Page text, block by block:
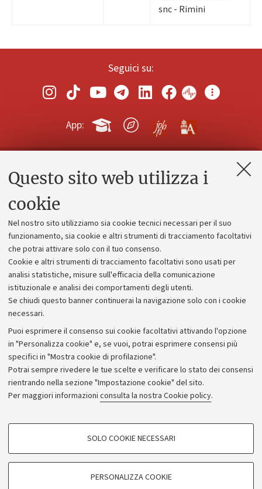
Questo sito web utilizza i
cookie
Nel nostro sito utilizziamo sia cookie tecnici necessari per il suo
funzionamento, sia cookie e altri strumenti di tracciamento facoltativi
che potrai attivare solo con il tuo consenso.
Cookie e altri strumenti di tracciamento facoltativi sono usati per
analisi statistiche, misure sull'efficacia della comunicazione
istituzionale e analisi dei comportamenti degli utenti.
Se chiudi questo banner continuerai la navigazione solo con i cookie
necessari.
Puoi esprimere il consenso sui cookie facoltativi attivando l'opzione
in "Personalizza cookie" e, se vuoi, potrai esprimere consensi più
specifici in "Mostra cookie di profilazione".
Potrai sempre rivedere le tue scelte e verificare lo stato dei consensi
rientrando nella sezione "Impostazione cookie" del sito.
Per maggiori informazioni consulta la nostra Cookie policy.
COOKIE DI PROFILAZIONE - FACOLTATIVI
SOLO COOKIE NECESSARI
PERSONALIZZA COOKIE
snc - Rimini
Seguici su:
App:
Contatti e PEC
Alumni community
Piano strategico
Bilanci
Donazioni e 5x1000
Merchandising - UniboStore
Bandi, gare e concorsi
Albo online
Amministrazione trasparente
Atti di notifica
Informazioni sul sito e accessibilità
Dichiarazione di accessibilità
Privacy e note legali
Impostazioni Cookie